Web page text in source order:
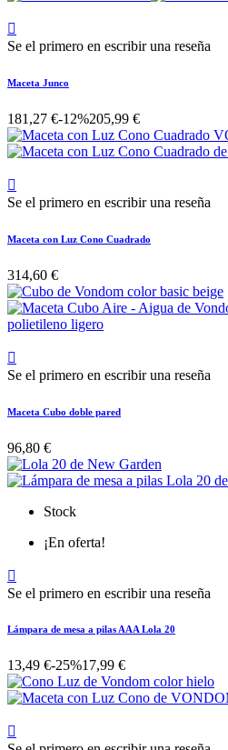

Se el primero en escribir una reseña
Maceta Junco
181,27 €-12%205,99 €

Se el primero en escribir una reseña
Maceta con Luz Cono Cuadrado
314,60 €

Se el primero en escribir una reseña
Maceta Cubo doble pared
96,80 €
Stock
¡En oferta!

Se el primero en escribir una reseña
Lámpara de mesa a pilas AAA Lola 20
13,49 €-25%17,99 €
